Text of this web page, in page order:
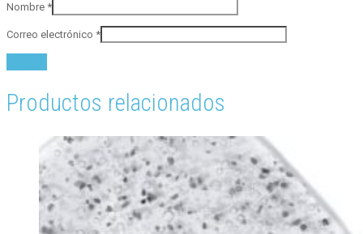
Nombre *
Correo electrónico *
Productos relacionados